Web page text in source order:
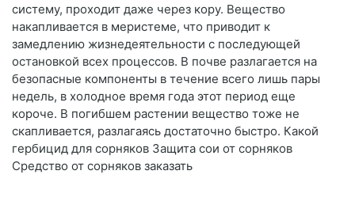
систему, проходит даже через кору. Вещество
накапливается в меристеме, что приводит к
замедлению жизнедеятельности с последующей
остановкой всех процессов. В почве разлагается на
безопасные компоненты в течение всего лишь пары
недель, в холодное время года этот период еще
короче. В погибшем растении вещество тоже не
скапливается, разлагаясь достаточно быстро. Какой
гербицид для сорняков Защита сои от сорняков
Средство от сорняков заказать